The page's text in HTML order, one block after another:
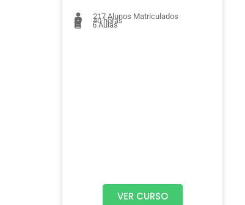
217 Alunos Matriculados
40 horas
6Aulas
VER CURSO